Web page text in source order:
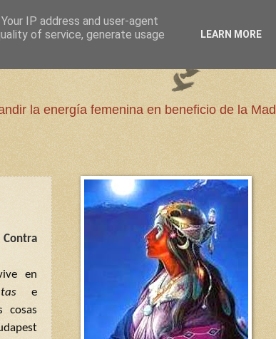
la energía femenina en beneficio de la
Contra
en
e
cosas
IP address and user-agent
of service, generate usage
LEARN MORE